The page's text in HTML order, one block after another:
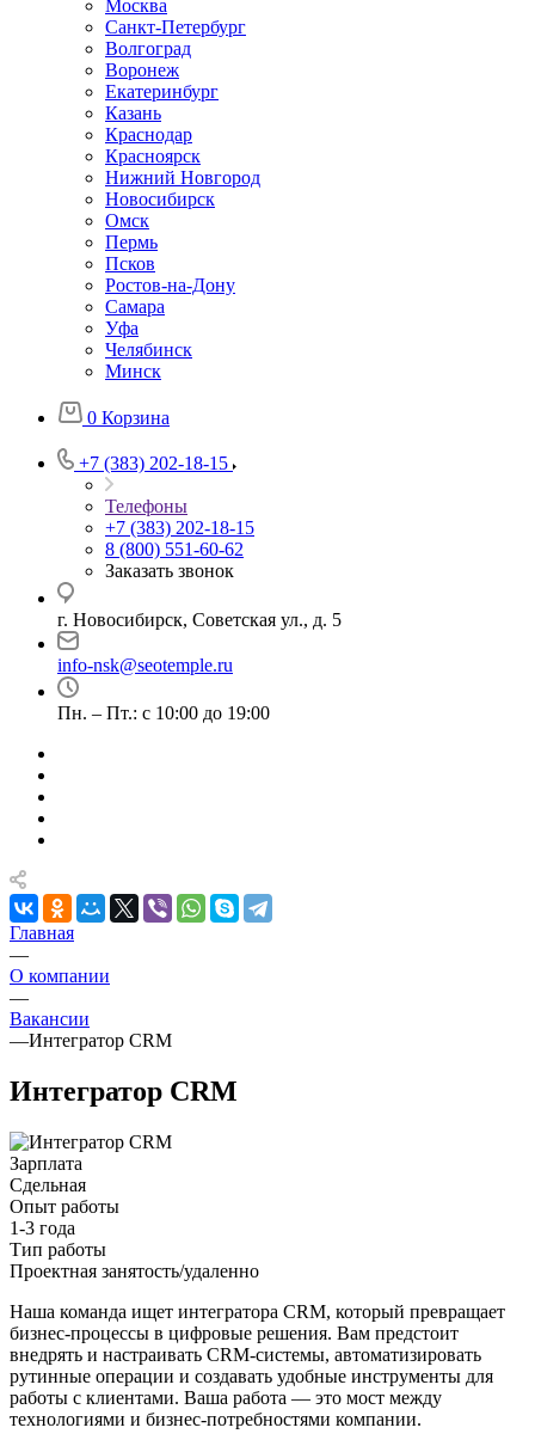
Москва
Санкт-Петербург
Волгоград
Воронеж
Екатеринбург
Казань
Краснодар
Красноярск
Нижний Новгород
Новосибирск
Омск
Пермь
Псков
Ростов-на-Дону
Самара
Уфа
Челябинск
Минск
0 Корзина
+7 (383) 202-18-15
Телефоны
+7 (383) 202-18-15
8 (800) 551-60-62
Заказать звонок
г. Новосибирск, Советская ул., д. 5
info-nsk@seotemple.ru
Пн. – Пт.: с 10:00 до 19:00
Главная
—
О компании
—
Вакансии
—Интегратор CRM
Интегратор CRM
Зарплата
Сдельная
Опыт работы
1-3 года
Тип работы
Проектная занятость/удаленно
Наша команда ищет интегратора CRM, который превращает
бизнес-процессы в цифровые решения. Вам предстоит
внедрять и настраивать CRM-системы, автоматизировать
рутинные операции и создавать удобные инструменты для
работы с клиентами. Ваша работа — это мост между
технологиями и бизнес-потребностями компании.